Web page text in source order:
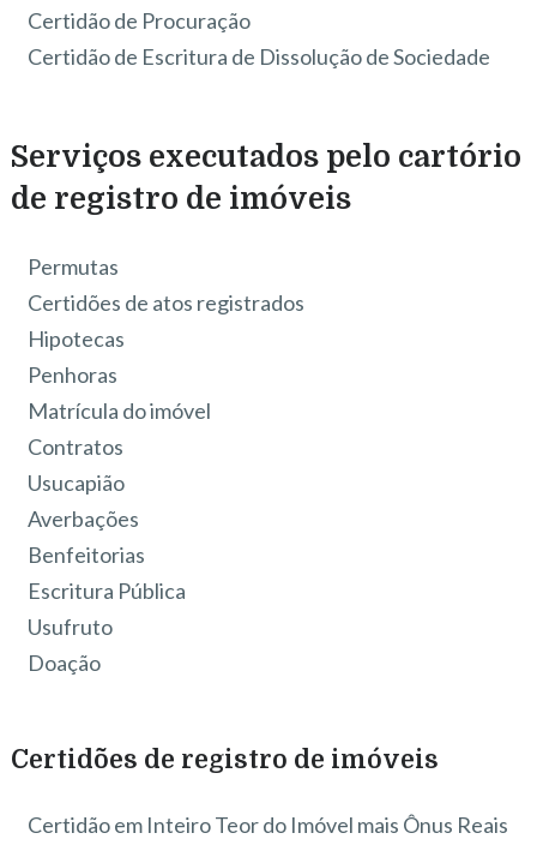
Certidão de Procuração
Certidão de Escritura de Dissolução de Sociedade
Serviços executados pelo cartório
de registro de imóveis
Permutas
Certidões de atos registrados
Hipotecas
Penhoras
Matrícula do imóvel
Contratos
Usucapião
Averbações
Benfeitorias
Escritura Pública
Usufruto
Doação
Certidões de registro de imóveis
Certidão em Inteiro Teor do Imóvel mais Ônus Reais